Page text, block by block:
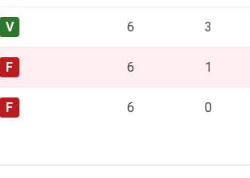
6 3
6 1
6 0